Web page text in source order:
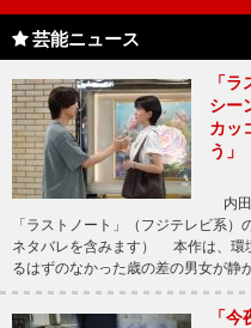
芸能ニュース
「
シー
カッ
う」
内田
「ラストノート」（フジテレビ系）
ネタバレを含みます） 本作は、環
るはずのなかった歳の差の男女が静
「